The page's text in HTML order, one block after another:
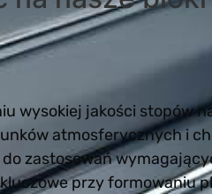
wysokiej jakości stopów
atmosferycznych i
zastosowań
przy formowaniu